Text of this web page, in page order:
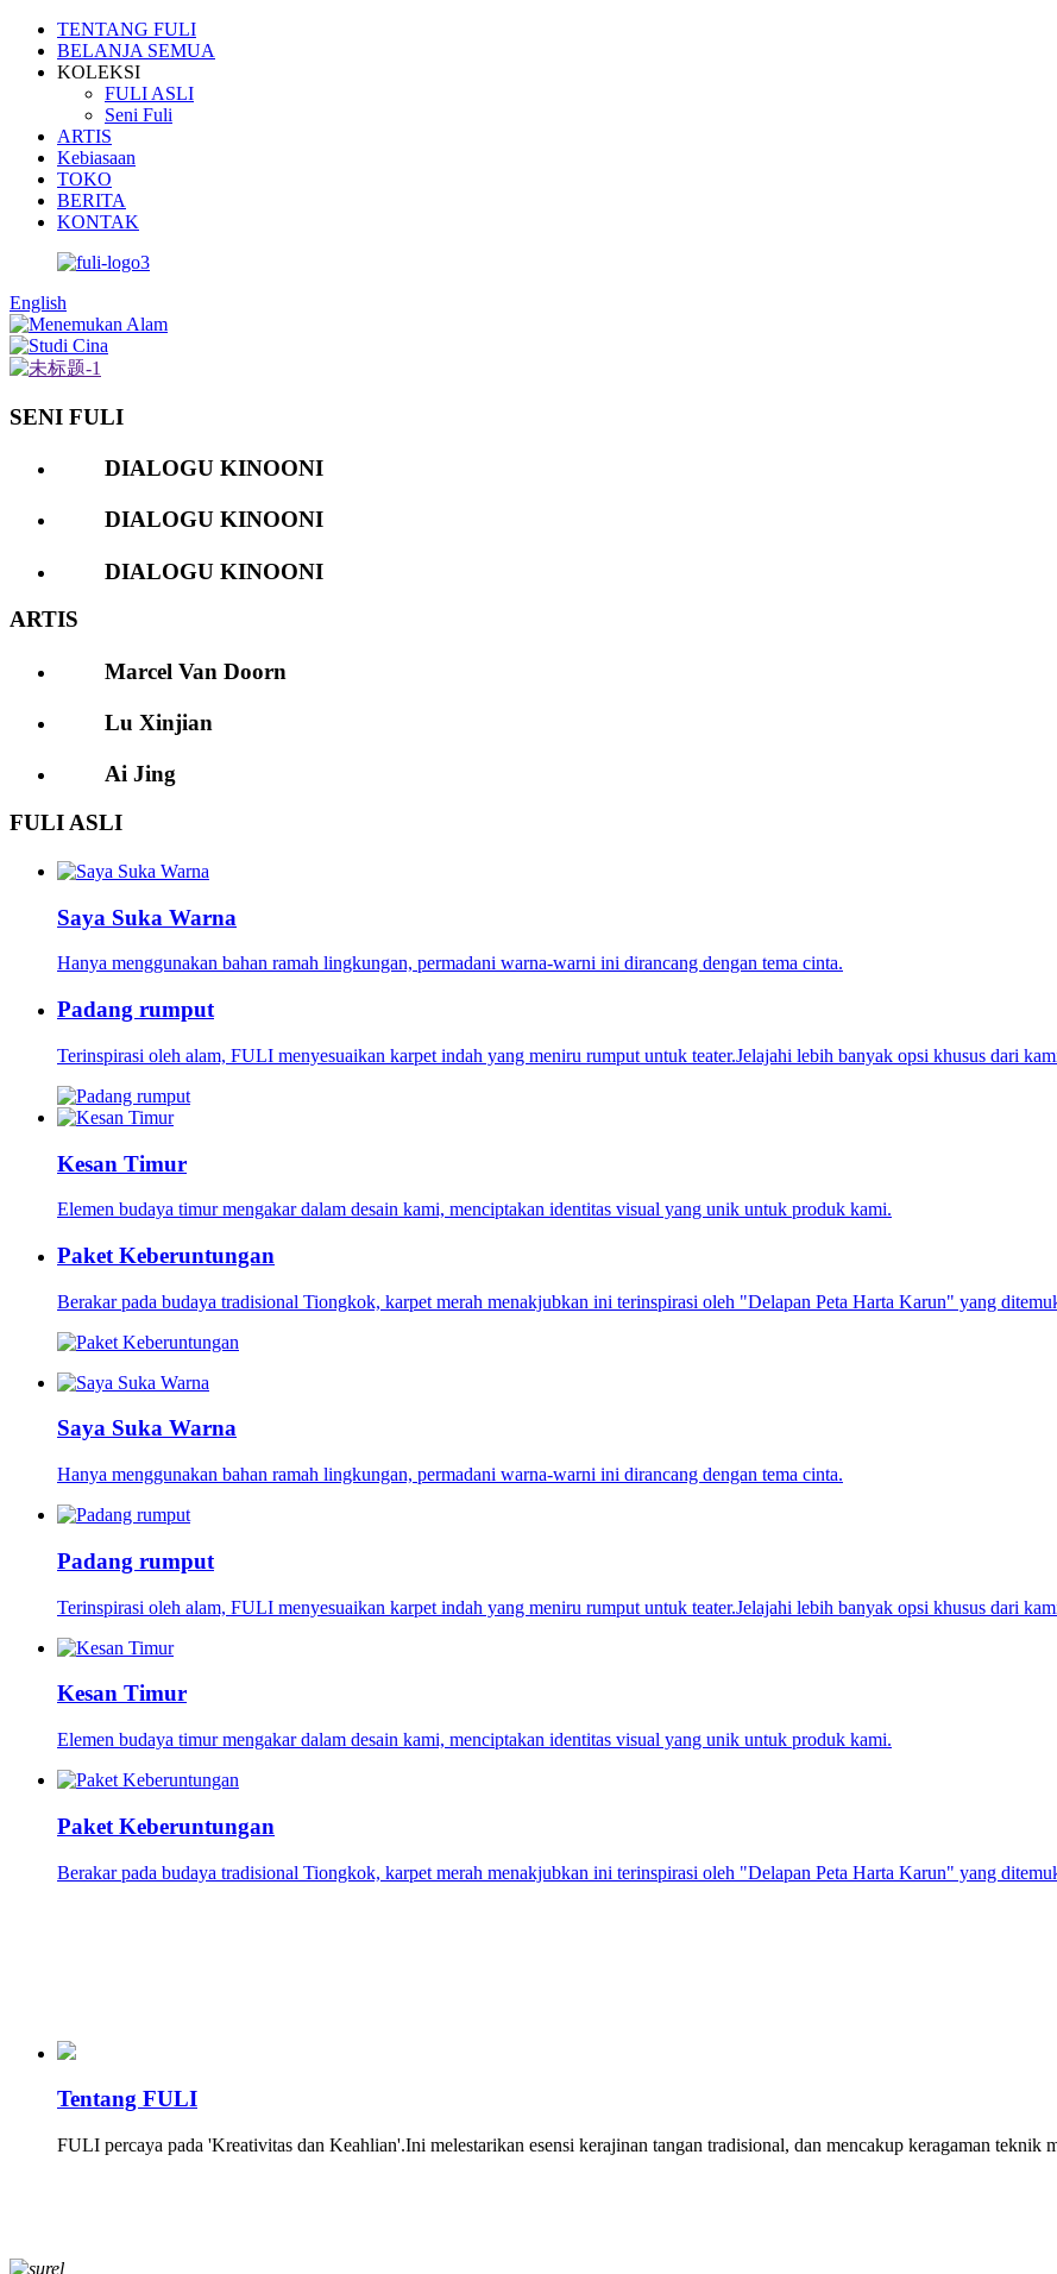
TENTANG FULI
BELANJA SEMUA
KOLEKSI
FULI ASLI
Seni Fuli
ARTIS
Kebiasaan
TOKO
BERITA
KONTAK
English
SENI FULI
DIALOGU KINOONI
DIALOGU KINOONI
DIALOGU KINOONI
ARTIS
Marcel Van Doorn
Lu Xinjian
Ai Jing
FULI ASLI
Saya Suka Warna
Hanya menggunakan bahan ramah lingkungan, permadani warna-warni ini dirancang dengan tema cinta.
Padang rumput
Terinspirasi oleh alam, FULI menyesuaikan karpet indah yang meniru rumput untuk teater.Jelajahi lebih banyak opsi khusus dari
Kesan Timur
Elemen budaya timur mengakar dalam desain kami, menciptakan identitas visual yang unik untuk produk kami.
Paket Keberuntungan
Berakar pada budaya tradisional Tiongkok, karpet merah menakjubkan ini terinspirasi oleh "Delapan Peta Harta Karun" yang
Saya Suka Warna
Hanya menggunakan bahan ramah lingkungan, permadani warna-warni ini dirancang dengan tema cinta.
Padang rumput
Terinspirasi oleh alam, FULI menyesuaikan karpet indah yang meniru rumput untuk teater.Jelajahi lebih banyak opsi khusus dari
Kesan Timur
Elemen budaya timur mengakar dalam desain kami, menciptakan identitas visual yang unik untuk produk kami.
Paket Keberuntungan
Berakar pada budaya tradisional Tiongkok, karpet merah menakjubkan ini terinspirasi oleh "Delapan Peta Harta Karun" yang
Tentang FULI
FULI percaya pada 'Kreativitas dan Keahlian'.Ini melestarikan esensi kerajinan tangan tradisional, dan mencakup keragaman teknik